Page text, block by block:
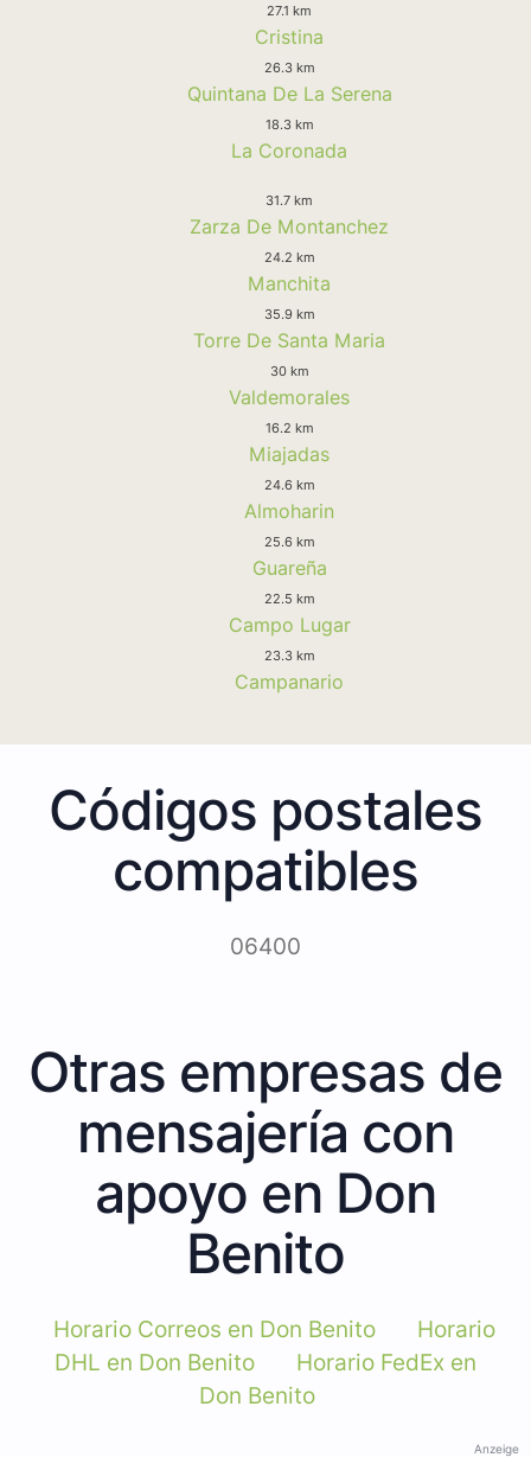
27.1 km
Cristina
26.3 km
Quintana De La Serena
18.3 km
La Coronada
31.7 km
Zarza De Montanchez
24.2 km
Manchita
35.9 km
Torre De Santa Maria
30 km
Valdemorales
16.2 km
Miajadas
24.6 km
Almoharin
25.6 km
Guareña
22.5 km
Campo Lugar
23.3 km
Campanario
Códigos postales
compatibles
06400
Otras empresas de
mensajería con
apoyo en Don
Benito
Horario Correos en Don Benito
Horario
DHL en Don Benito
Horario FedEx en
Don Benito
Anzeige